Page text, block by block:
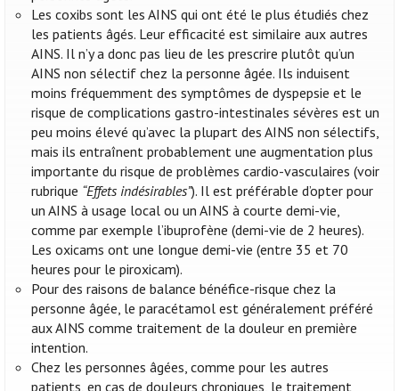
Les coxibs sont les AINS qui ont été le plus étudiés chez
les patients âgés. Leur efficacité est similaire aux autres
AINS. Il n’y a donc pas lieu de les prescrire plutôt qu’un
AINS non sélectif chez la personne âgée. Ils induisent
moins fréquemment des symptômes de dyspepsie et le
risque de complications gastro-intestinales sévères est un
peu moins élevé qu’avec la plupart des AINS non sélectifs,
mais ils entraînent probablement une augmentation plus
importante du risque de problèmes cardio-vasculaires (voir
rubrique “Effets indésirables”). Il est préférable d’opter pour
un AINS à usage local ou un AINS à courte demi-vie,
comme par exemple l’ibuprofène (demi-vie de 2 heures).
Les oxicams ont une longue demi-vie (entre 35 et 70
heures pour le piroxicam).
Pour des raisons de balance bénéfice-risque chez la
personne âgée, le paracétamol est généralement préféré
aux AINS comme traitement de la douleur en première
intention.
Chez les personnes âgées, comme pour les autres
patients, en cas de douleurs chroniques, le traitement